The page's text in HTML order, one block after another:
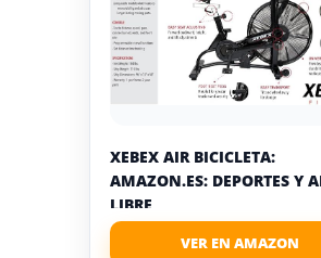
XEBEX AIR BICICLETA:
AMAZON.ES: DEPORTES Y
LIBRE